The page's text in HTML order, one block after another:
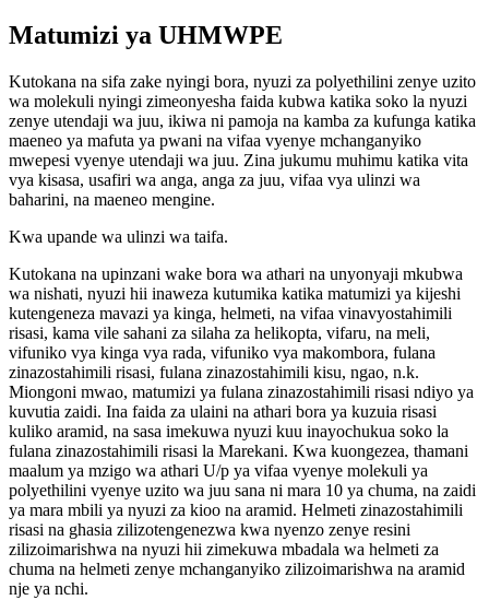
Matumizi ya UHMWPE
Kutokana na sifa zake nyingi bora, nyuzi za polyethilini zenye uzito
wa molekuli nyingi zimeonyesha faida kubwa katika soko la nyuzi
zenye utendaji wa juu, ikiwa ni pamoja na kamba za kufunga katika
maeneo ya mafuta ya pwani na vifaa vyenye mchanganyiko
mwepesi vyenye utendaji wa juu. Zina jukumu muhimu katika vita
vya kisasa, usafiri wa anga, anga za juu, vifaa vya ulinzi wa
baharini, na maeneo mengine.
Kwa upande wa ulinzi wa taifa.
Kutokana na upinzani wake bora wa athari na unyonyaji mkubwa
wa nishati, nyuzi hii inaweza kutumika katika matumizi ya kijeshi
kutengeneza mavazi ya kinga, helmeti, na vifaa vinavyostahimili
risasi, kama vile sahani za silaha za helikopta, vifaru, na meli,
vifuniko vya kinga vya rada, vifuniko vya makombora, fulana
zinazostahimili risasi, fulana zinazostahimili kisu, ngao, n.k.
Miongoni mwao, matumizi ya fulana zinazostahimili risasi ndiyo ya
kuvutia zaidi. Ina faida za ulaini na athari bora ya kuzuia risasi
kuliko aramid, na sasa imekuwa nyuzi kuu inayochukua soko la
fulana zinazostahimili risasi la Marekani. Kwa kuongezea, thamani
maalum ya mzigo wa athari U/p ya vifaa vyenye molekuli ya
polyethilini vyenye uzito wa juu sana ni mara 10 ya chuma, na zaidi
ya mara mbili ya nyuzi za kioo na aramid. Helmeti zinazostahimili
risasi na ghasia zilizotengenezwa kwa nyenzo zenye resini
zilizoimarishwa na nyuzi hii zimekuwa mbadala wa helmeti za
chuma na helmeti zenye mchanganyiko zilizoimarishwa na aramid
nje ya nchi.